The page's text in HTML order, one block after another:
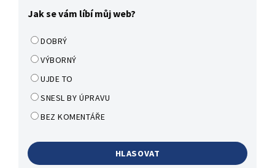
Jak se vám líbí můj web?
DOBRÝ
VÝBORNÝ
UJDE TO
SNESL BY ÚPRAVU
BEZ KOMENTÁŘE